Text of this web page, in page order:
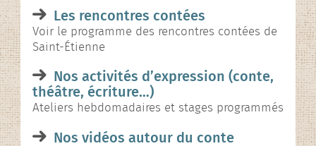
Les rencontres contées
Voir le programme des rencontres contées de
Saint-Étienne
Nos activités d’expression (conte,
théâtre, écriture…)
Ateliers hebdomadaires et stages programmés
Nos vidéos autour du conte